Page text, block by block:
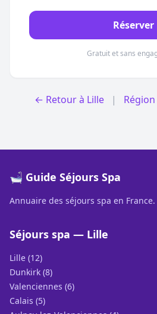
Réserver
Gratuit et sans
← Retour à Lille |
🛁 Guide Séjours Spa
Annuaire des séjours spa en France.
Séjours spa — Lille
Lille (12)
Dunkirk (8)
Valenciennes (6)
Calais (5)